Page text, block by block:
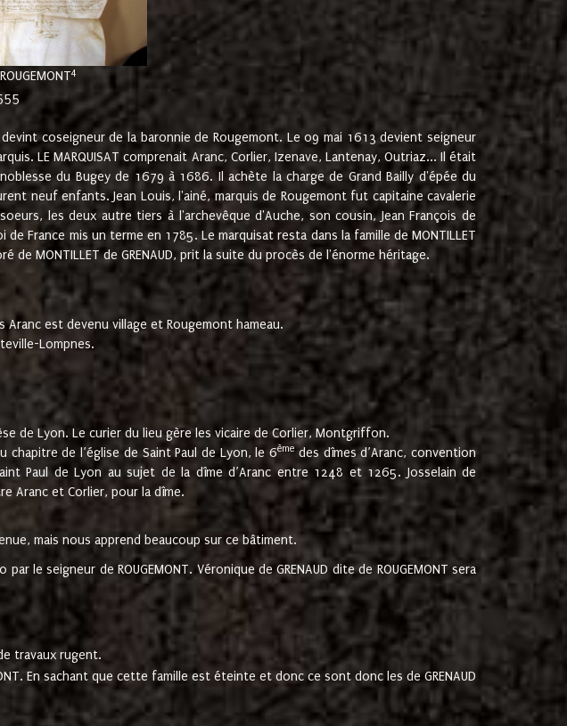
4
coseigneur de la baronnie de Rougemont. Le 09 mai 1613 devient seigneur
LE MARQUISAT comprenait Aranc, Corlier, Izenave, Lantenay, Outriaz... Il était
du Bugey de 1679 à 1686. Il achète la charge de Grand Bailly d'épée du
neuf enfants. Jean Louis, l'ainé, marquis de Rougemont fut capitaine cavalerie
les deux autre tiers à l'archevêque d'Auche, son cousin, Jean François de
France mis un terme en 1785. Le marquisat resta dans la famille de MONTILLET
MONTILLET de GRENAUD, prit la suite du procès de l'énorme héritage.
est devenu village et Rougemont hameau.
Lompnes.
de Lyon. Le curier du lieu gère les vicaire de Corlier, Montgriffon.
chapitre de l’église de Saint Paul de Lyon, le 6ème des dîmes d’Aranc, convention
Paul de Lyon au sujet de la dîme d’Aranc entre 1248 et 1265. Josselain de
Aranc et Corlier, pour la dîme.
mais nous apprend beaucoup sur ce bâtiment.
seigneur de ROUGEMONT. Véronique de GRENAUD dite de ROUGEMONT sera
travaux rugent.
En sachant que cette famille est éteinte et donc ce sont donc les de GRENAUD